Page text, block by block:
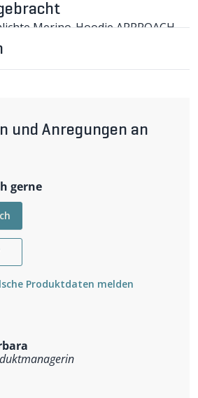
Merino-Hoodie APPROACH
durchgehendem Reissverschluss
Wintertagen ideal als Mittel- und
als Aussenschicht.
dass unangenehme Gerüche
eignet sich nicht nur für
auch im Alltag und in der
Das Material ist sehr
Einschubtaschen und eine
bieten den nötigen
12% Polyamid, 4% Elastan
und Anregungen an
gerne
Produktdaten melden